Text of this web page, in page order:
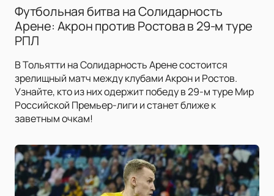
Футбольная битва на Солидарность
Арене: Акрон против Ростова в 29-м туре
РПЛ
В Тольятти на Солидарность Арене состоится
зрелищный матч между клубами Акрон и Ростов.
Узнайте, кто из них одержит победу в 29-м туре Мир
Российской Премьер-лиги и станет ближе к
заветным очкам!